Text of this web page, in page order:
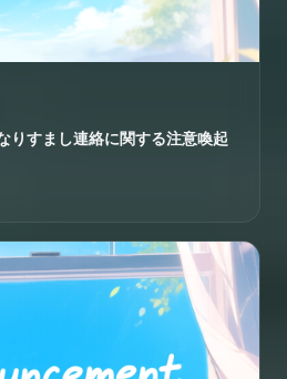
りすまし連絡に関する注意喚起